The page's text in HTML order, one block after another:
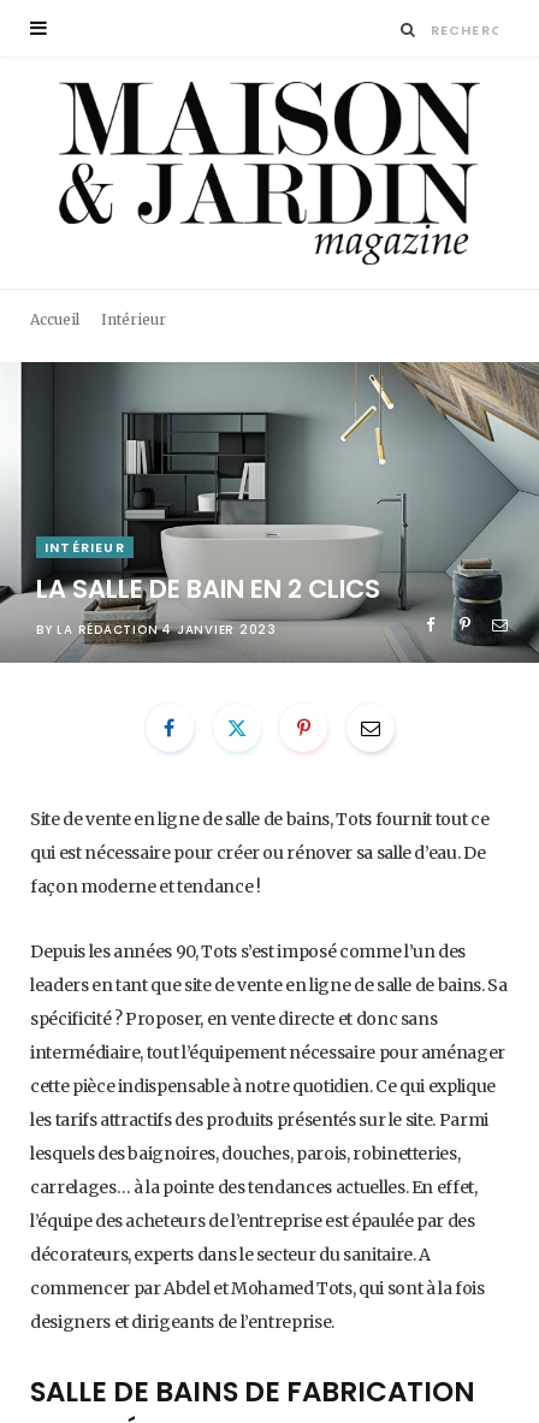
Accueil Intérieur
INTÉRIEUR
LA SALLE DE BAIN EN 2 CLICS
BY LA RÉDACTION 4 JANVIER 2023
Site de vente en ligne de salle de bains, Tots fournit tout ce
qui est nécessaire pour créer ou rénover sa salle d’eau. De
façon moderne et tendance !
Depuis les années 90, Tots s’est imposé comme l’un des
leaders en tant que site de vente en ligne de salle de bains. Sa
spécificité ? Proposer, en vente directe et donc sans
intermédiaire, tout l’équipement nécessaire pour aménager
cette pièce indispensable à notre quotidien. Ce qui explique
les tarifs attractifs des produits présentés sur le site. Parmi
lesquels des baignoires, douches, parois, robinetteries,
carrelages… à la pointe des tendances actuelles. En effet,
l’équipe des acheteurs de l’entreprise est épaulée par des
décorateurs, experts dans le secteur du sanitaire. A
commencer par Abdel et Mohamed Tots, qui sont à la fois
designers et dirigeants de l’entreprise.
SALLE DE BAINS DE FABRICATION